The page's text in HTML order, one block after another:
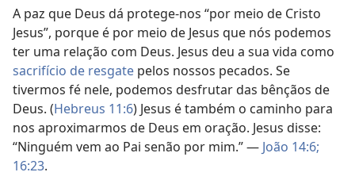
A paz que Deus dá protege-nos “por meio de Cristo
Jesus”, porque é por meio de Jesus que nós podemos
ter uma relação com Deus. Jesus deu a sua vida como
sacrifício de resgate pelos nossos pecados. Se
tivermos fé nele, podemos desfrutar das bênçãos de
Deus. (Hebreus 11:6) Jesus é também o caminho para
nos aproximarmos de Deus em oração. Jesus disse:
“Ninguém vem ao Pai senão por mim.” — João 14:6;
16:23.